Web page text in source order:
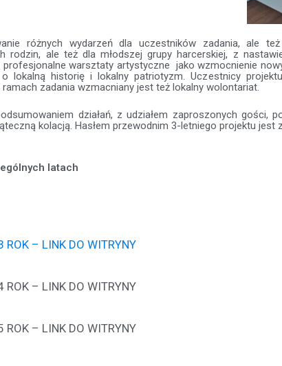
różnych wydarzeń dla uczestników zadania, ale
rodzin, ale też dla młodszej grupy harcerskiej, z
warsztaty artystyczne jako wzmocnienie
lokalną historię i lokalny patriotyzm. Uczestnicy
zadania wzmacniany jest też lokalny wolontariat.
działań, z udziałem zaproszonych gości,
kolacją. Hasłem przewodnim 3-letniego projektu jest
latach
ROK – LINK DO WITRYNY
ROK – LINK DO WITRYNY
ROK – LINK DO WITRYNY